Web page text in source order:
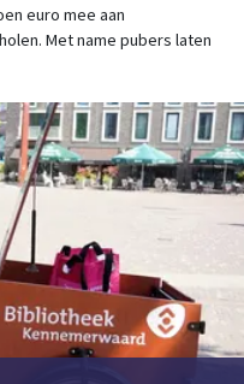
euro mee aan
Met name pubers laten